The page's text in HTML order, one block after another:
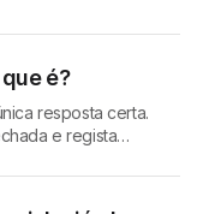
é?
resposta certa.
e regista…